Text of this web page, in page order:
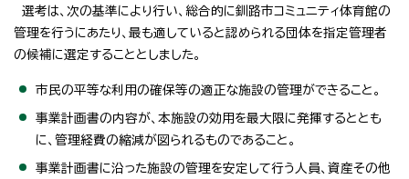
選考は、次の基準により行い、総合的に釧路市コミュニティ体育館の
管理を行うにあたり、最も適していると認められる団体を指定管理者
の候補に選定することとしました。
市民の平等な利用の確保等の適正な施設の管理ができること。
事業計画書の内容が、本施設の効用を最大限に発揮するととも
に、管理経費の縮減が図られるものであること。
事業計画書に沿った施設の管理を安定して行う人員、資産その他